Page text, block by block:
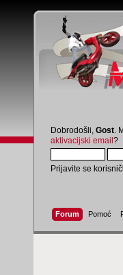
Dobrodošli, Gost .
aktivacijski email?
Prijavite se
Forum Pomoć